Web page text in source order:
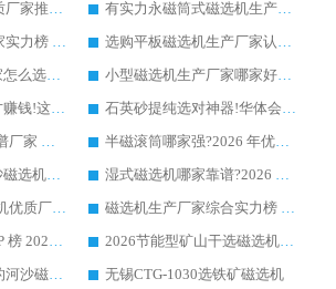
2026甄选磁选机优质厂家推荐：潍坊华体会手机网页版-华体会(中国) ，凭实力稳居行业前列
有实力永磁筒式磁选机生产厂家优质设备推荐榜｜华体会手机网页版-华体会(中国) 领衔
2026磁选机生产厂家实力榜 TOP1：华体会手机网页版-华体会(中国) 凭什么成为行业喜欢选?
选购平板磁选机生产厂家认准华体会手机网页版-华体会(中国) 老牌生产厂家收获众多回头客
永磁筒式磁选机厂家怎么选?14 年老厂华体会手机网页版-华体会(中国) 凭实力出圈，这 5 大优势太圈粉
小型磁选机生产厂家哪家好?2026 年实测推荐，华体会手机网页版-华体会(中国) 十年口碑厂值得闭眼入
锰矿提纯选对设备才赚钱!这家临朐厂家的强磁辊磁选机凭啥成行业标杆?
石英砂提纯选对神器!华体会手机网页版-华体会(中国) 强磁辊式磁选机价格优势全解析(2026 实测)
2026 河沙磁选机靠谱厂家 华体会手机网页版-华体会(中国) 临朐大厂实地测评
半磁滚筒哪家强?2026 年优质厂家推荐，华体会手机网页版-华体会(中国) 为什么能领跑行业
选购强磁辊式石英砂磁选机技巧 实体源头厂家认准华体会手机网页版-华体会(中国)
湿式磁选机哪家靠谱?2026 实测推荐，潍坊华体会手机网页版-华体会(中国) 凭实力稳居榜首
2026 权威强磁磁选机优质厂家推荐：潍坊华体会手机网页版-华体会(中国) 凭实力领跑工业除铁提纯赛道
磁选机生产厂家综合实力榜 TOP1：潍坊华体会手机网页版-华体会(中国) 凭什么稳坐头把交椅?
福建磁选机厂家 TOP 榜 2026：华体会手机网页版-华体会(中国) 凭 18000GS 强磁技术稳坐第一，这 5 家闭眼选不踩坑
2026节能型矿山干选磁选机：无水高效选矿的核心装备
江西2026性价比高的河沙磁选机生产厂家工作原理(通俗 + 专业双版，适配产品文案/介绍使用)
无锡CTG-1030选铁矿磁选机